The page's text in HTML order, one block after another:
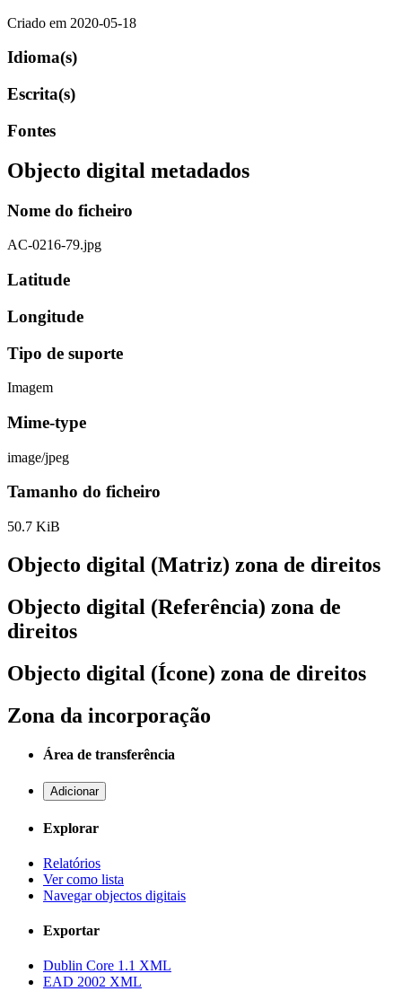
Criado em 2020-05-18
Idioma(s)
Escrita(s)
Fontes
Objecto digital metadados
Nome do ficheiro
AC-0216-79.jpg
Latitude
Longitude
Tipo de suporte
Imagem
Mime-type
image/jpeg
Tamanho do ficheiro
50.7 KiB
Objecto digital (Matriz) zona de direitos
Objecto digital (Referência) zona de
direitos
Objecto digital (Ícone) zona de direitos
Zona da incorporação
Área de transferência
Adicionar
Explorar
Relatórios
Ver como lista
Navegar objectos digitais
Exportar
Dublin Core 1.1 XML
EAD 2002 XML